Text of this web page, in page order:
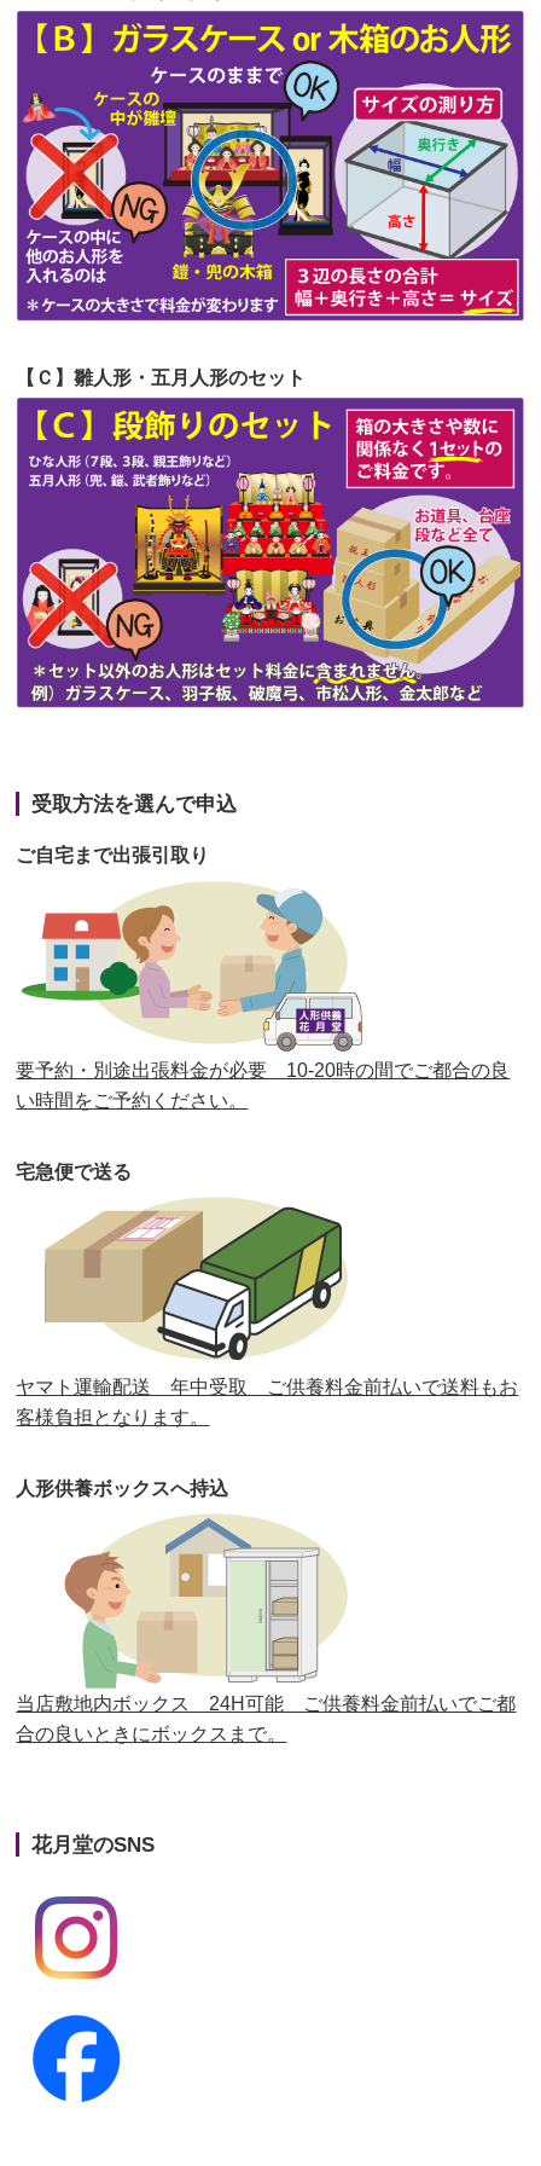
第56回人形供養祭 令和4年10月19日(水)
第55回人形供養祭令和4年9月8日(木)
第54回人形供養祭令和4年8月1日(月)
第53回人形供養祭令和4年7月1日(金)
第52回人形供養祭令和4年5月17日(火)
第51回人形供養祭令和4年4月18日(月)
第50回人形供養祭令和4年3月15日(火)
第49回人形供養祭令和4年1月17日(月)
第48回人形供養祭令和3年12月3日(金)
第47回人形供養祭 令和3年10月11日(月)
第46回人形供養祭 令和3年9月13日(月)
第45回人形供養祭令和3年7月12日(月)
第44回人形供養祭令和3年6月3日(木)
第43回人形供養祭令和3年4月23日(金)
第39回人形供養祭令和2年10月22日(木)
第38回人形供養祭 令和2年8月26日(水)
第37回人形供養祭 令和2年6月8日(月)
第36回人形供養祭 令和2年4月16日(木)
第35回人形供養祭令和2年2月13日(木)
第33回人形供養祭
第32回人形供養祭 令和元年6月12日(水)
第31回人形供養祭 平成31年3月13日(水)
第30回人形供養祭平成30年11月28日(水)
第29回人形供養祭平成30年5月23日(水)
第27回人形供養祭平成29年6月14日(水)
第26回人形供養祭平成28年12月15日(木)
第25回人形供養祭 平成28年6月16日(木)
第24回人形供養祭 平成27年11月27日
第23回人形供養祭平成26年12月5日
第22回人形供養祭平成26年4月28日
第20回人形供養祭
第19回人形供養祭
第18回人形供養祭
第16回人形供養祭
第15回人形供養祭
【Ｃ】雛人形・五月人形のセット
受取方法を選んで申込
ご自宅まで出張引取り
要予約・別途出張料金が必要 10-20時の間でご都合の良
い時間をご予約ください。
宅急便で送る
ヤマト運輸配送 年中受取 ご供養料金前払いで送料もお
客様負担となります。
人形供養ボックスへ持込
当店敷地内ボックス 24H可能 ご供養料金前払いでご都
合の良いときにボックスまで。
花月堂のSNS